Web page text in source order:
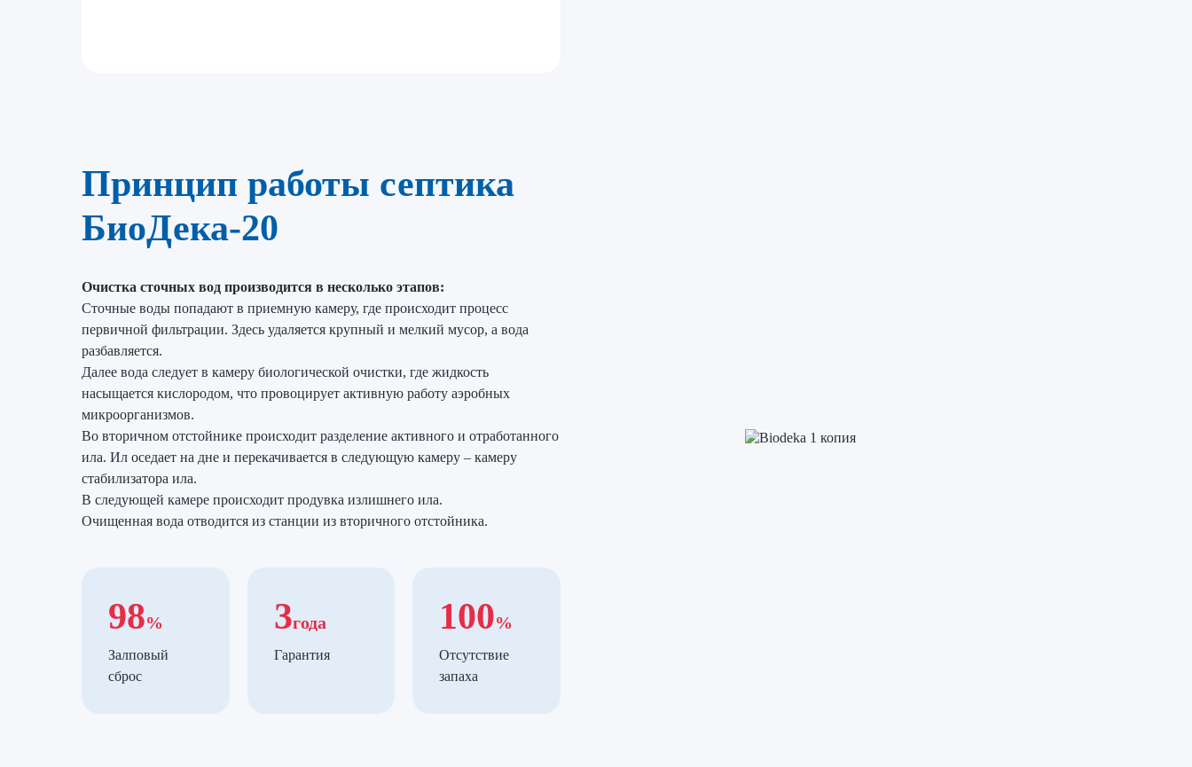
Принцип работы септика
БиоДека-20
Очистка сточных вод производится в несколько этапов:
Сточные воды попадают в приемную камеру, где происходит процесс
первичной фильтрации. Здесь удаляется крупный и мелкий мусор, а вода
разбавляется.
Далее вода следует в камеру биологической очистки, где жидкость
насыщается кислородом, что провоцирует активную работу аэробных
микроорганизмов.
Во вторичном отстойнике происходит разделение активного и отработанного
ила. Ил оседает на дне и перекачивается в следующую камеру – камеру
стабилизатора ила.
В следующей камере происходит продувка излишнего ила.
Очищенная вода отводится из станции из вторичного отстойника.
98%
Залповый
сброс
3года
Гарантия
100%
Отсутствие
запаха